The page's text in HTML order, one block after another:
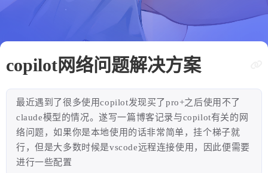
copilot网络问题解决方案
最近遇到了很多使用copilot发现买了pro+之后使用不了
claude模型的情况。遂写一篇博客记录与copilot有关的网
络问题，如果你是本地使用的话非常简单，挂个梯子就
行，但是大多数时候是vscode远程连接使用，因此便需要
进行一些配置